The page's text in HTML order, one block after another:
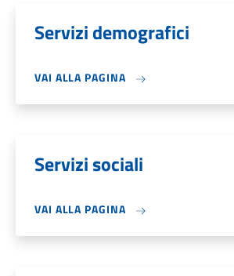
Servizi demografici
VAI ALLA PAGINA
Servizi sociali
VAI ALLA PAGINA